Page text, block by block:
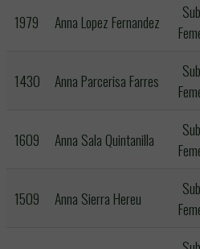
1979 Anna Lopez Fernandez
1430 Anna Parcerisa Farres
1609 Anna Sala Quintanilla
1509 Anna Sierra Hereu